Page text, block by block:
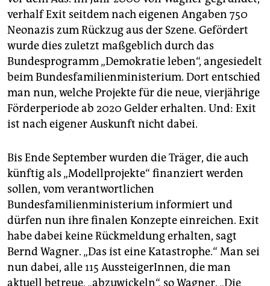
verhalf Exit seitdem nach eigenen Angaben 750
Neonazis zum Rückzug aus der Szene. Gefördert
wurde dies zuletzt maßgeblich durch das
Bundesprogramm „Demokratie leben“, angesiedelt
beim Bundesfamilienministerium. Dort entschied
man nun, welche Projekte für die neue, vierjährige
Förderperiode ab 2020 Gelder erhalten. Und: Exit
ist nach eigener Auskunft nicht dabei.
Bis Ende September wurden die Träger, die auch
künftig als „Modellprojekte“ finanziert werden
sollen, vom verantwortlichen
Bundesfamilienministerium informiert und
dürfen nun ihre finalen Konzepte einreichen. Exit
habe dabei keine Rückmeldung erhalten, sagt
Bernd Wagner. „Das ist eine Katastrophe.“ Man sei
nun dabei, alle 115 AussteigerInnen, die man
aktuell betreue, „abzuwickeln“, so Wagner. „Die